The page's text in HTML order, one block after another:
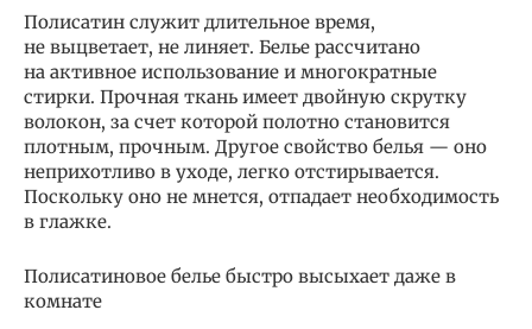
Полисатин служит длительное время,
не выцветает, не линяет. Белье рассчитано
на активное использование и многократные
стирки. Прочная ткань имеет двойную скрутку
волокон, за счет которой полотно становится
плотным, прочным. Другое свойство белья — оно
неприхотливо в уходе, легко отстирывается.
Поскольку оно не мнется, отпадает необходимость
в глажке.
Полисатиновое белье быстро высыхает даже в
комнате